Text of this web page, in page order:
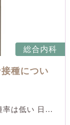
総合内科
種につい
率は低い 日…